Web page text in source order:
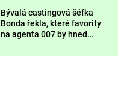
Sledujte nás
Bývalá castingová šéfka
Bonda řekla, které favority
na agenta 007 by hned